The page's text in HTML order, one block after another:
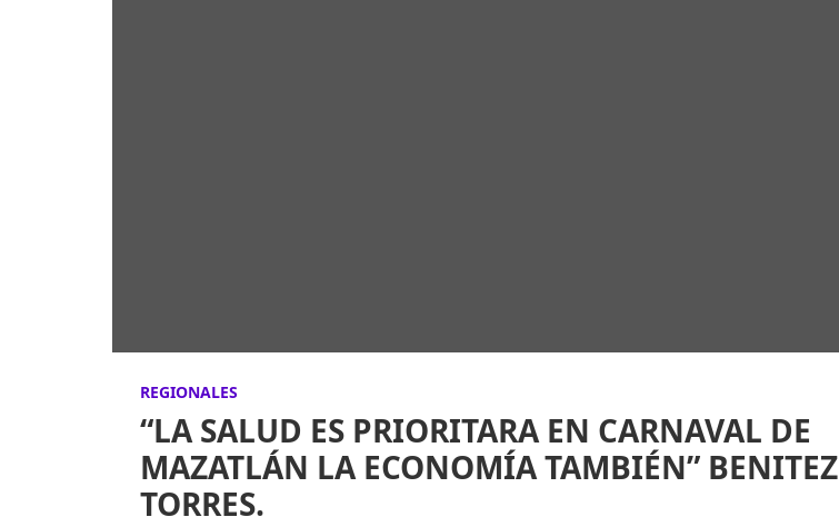
REGIONALES
“LA SALUD ES PRIORITARA EN CARNAVAL DE
MAZATLÁN LA ECONOMÍA TAMBIÉN” BENITEZ
TORRES.